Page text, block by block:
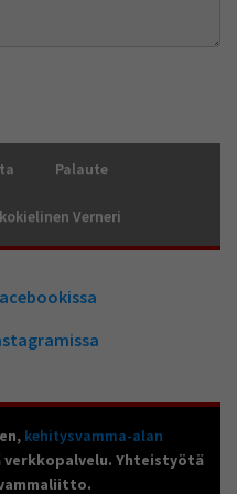
Palaute
Verneri
kehitysvamma-alan
verkkopalvelu. Yhteistyötä